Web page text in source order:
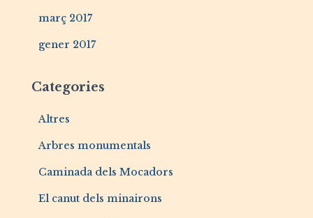
març 2017
gener 2017
Categories
Altres
Arbres monumentals
Caminada dels Mocadors
El canut dels minairons